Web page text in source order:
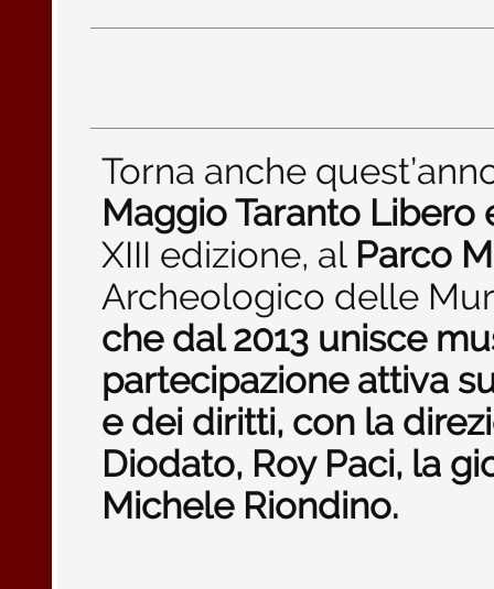
Torna anche
Maggio Taranto Libero
XIII edizione, al Parco
Archeologico delle
che dal 2013 unisce
partecipazione attiva
e dei diritti, con la
Diodato, Roy Paci, la
Michele Riondino.